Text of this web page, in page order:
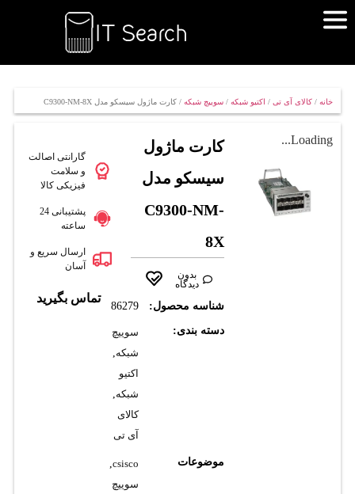
خانه/ کالای آی تی/ اکتیو شبکه/ سوییچ شبکه/ کارت ماژول سیسکو مدل C9300-NM-8X
Loading...
کارت ماژول
سیسکو مدل
C9300-NM-
8X
بدون
دیدگاه
شناسه محصول: 86279
دسته بندی:
سوییچ
شبکه,
اکتیو
شبکه,
کالای
آی تی
موضوعات csisco
,
سوییچ
گارانتی اصالت
و سلامت
فیزیکی کالا
پشتیبانی 24
ساعته
ارسال سریع و
آسان
تماس بگیرید